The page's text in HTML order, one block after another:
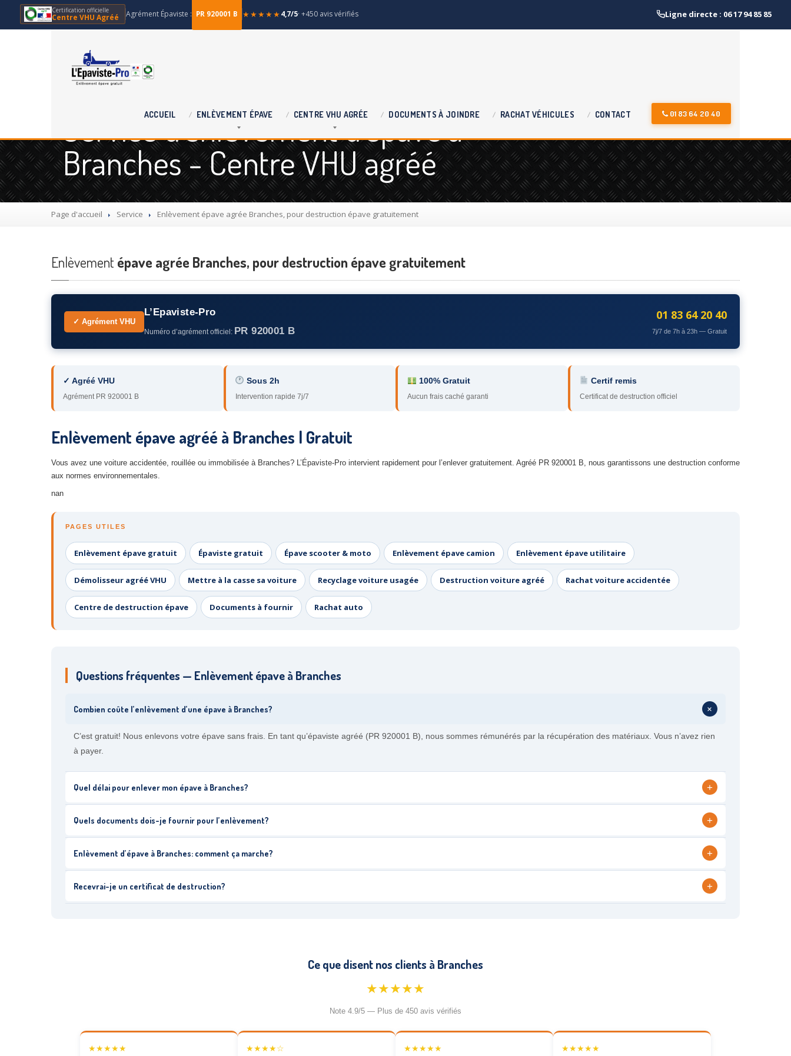
Certification officielle
Centre VHU Agréé Agrément Épaviste : PR 920001 B ★★★★★4,7/5· +450 avis vérifiés Ligne directe : 06 17 94 85 85
ACCUEIL ENLÈVEMENT ÉPAVE CENTRE VHU AGRÉE DOCUMENTS À JOINDRE RACHAT VÉHICULES CONTACT 01 83 64 20 40
Service d'enlèvement d'épave à
Branches - Centre VHU agréé
Page d'accueil Service Enlèvement épave agrée Branches, pour destruction épave gratuitement
Enlèvement épave agrée Branches, pour destruction épave gratuitement
✓ Agrément VHU
L’Epaviste-Pro
Numéro d’agrément officiel: PR 920001 B
01 83 64 20 40
7j/7 de 7h à 23h — Gratuit
✓ Agréé VHU
Agrément PR 920001 B
Sous 2h
Intervention rapide 7j/7
100% Gratuit
Aucun frais caché garanti
Certif remis
Certificat de destruction officiel
Enlèvement épave agréé à Branches | Gratuit
Vous avez une voiture accidentée, rouillée ou immobilisée à Branches? L’Épaviste-Pro intervient rapidement pour l’enlever gratuitement. Agréé PR 920001 B, nous garantissons une destruction conforme
aux normes environnementales.
nan
PAGES UTILES
Enlèvement épave gratuit Épaviste gratuit Épave scooter & moto Enlèvement épave camion Enlèvement épave utilitaire
Démolisseur agréé VHU Mettre à la casse sa voiture Recyclage voiture usagée Destruction voiture agréé Rachat voiture accidentée
Centre de destruction épave Documents à fournir Rachat auto
Questions fréquentes — Enlèvement épave à Branches
Combien coûte l’enlèvement d’une épave à Branches? +
C’est gratuit! Nous enlevons votre épave sans frais. En tant qu’épaviste agréé (PR 920001 B), nous sommes rémunérés par la récupération des matériaux. Vous n’avez rien
à payer.
Quel délai pour enlever mon épave à Branches? +
Quels documents dois-je fournir pour l’enlèvement? +
Enlèvement d’épave à Branches: comment ça marche? +
Recevrai-je un certificat de destruction? +
Ce que disent nos clients à Branches
★★★★★
Note 4.9/5 — Plus de 450 avis vérifiés
★★★★★ ★★★★☆ ★★★★★ ★★★★★